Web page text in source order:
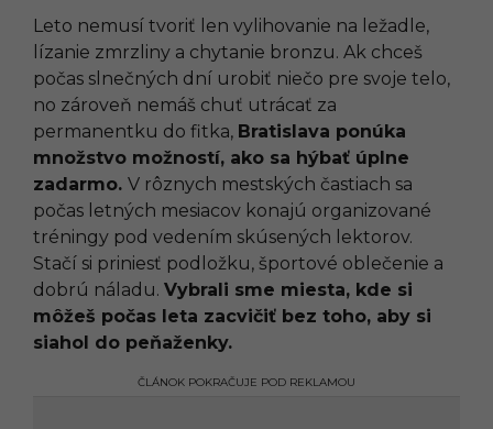
0
7
.
2
0
2
6
1
0
:
3
6
Leto nemusí tvoriť len vylihovanie na ležadle,
lízanie zmrzliny a chytanie bronzu. Ak chceš
počas slnečných dní urobiť niečo pre svoje telo,
no zároveň nemáš chuť utrácať za
permanentku do fitka, Bratislava ponúka
množstvo možností, ako sa hýbať úplne
zadarmo. V rôznych mestských častiach sa
počas letných mesiacov konajú organizované
tréningy pod vedením skúsených lektorov.
Stačí si priniesť podložku, športové oblečenie a
dobrú náladu. Vybrali sme miesta, kde si
môžeš počas leta zacvičiť bez toho, aby si
siahol do peňaženky.
ČLÁNOK POKRAČUJE POD REKLAMOU